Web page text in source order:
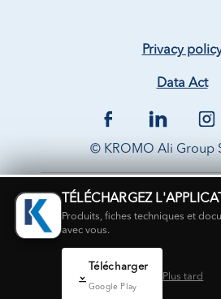
Privacy
Data Act
© KROMO Ali Group
TÉLÉCHARGEZ
Produits, fiches techniques et
avec vous.
Télécharger
Google Play
Plus tard